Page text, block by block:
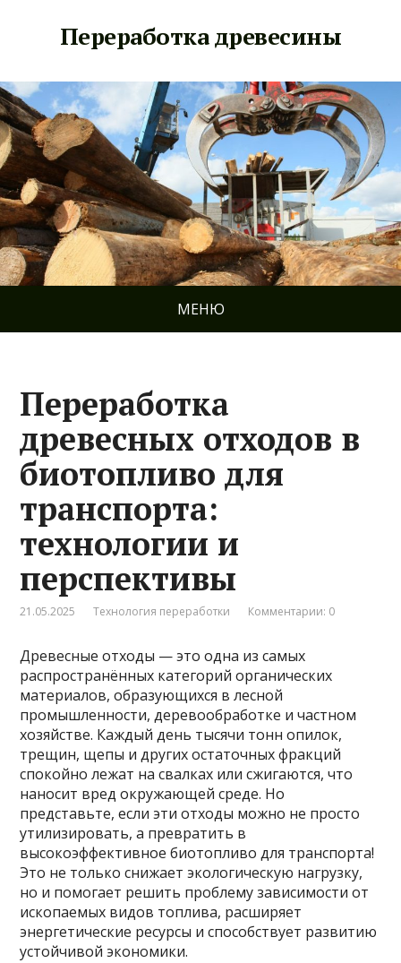
Переработка древесины
МЕНЮ
Переработка
древесных отходов в
биотопливо для
транспорта:
технологии и
перспективы
21.05.2025 Технология переработки Комментарии: 0
Древесные отходы — это одна из самых
распространённых категорий органических
материалов, образующихся в лесной
промышленности, деревообработке и частном
хозяйстве. Каждый день тысячи тонн опилок,
трещин, щепы и других остаточных фракций
спокойно лежат на свалках или сжигаются, что
наносит вред окружающей среде. Но
представьте, если эти отходы можно не просто
утилизировать, а превратить в
высокоэффективное биотопливо для транспорта!
Это не только снижает экологическую нагрузку,
но и помогает решить проблему зависимости от
ископаемых видов топлива, расширяет
энергетические ресурсы и способствует развитию
устойчивой экономики.